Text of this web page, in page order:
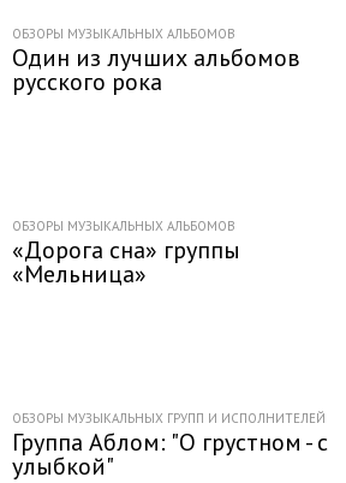
ОБЗОРЫ МУЗЫКАЛЬНЫХ АЛЬБОМОВ
Один из лучших альбомов
русского рока
ОБЗОРЫ МУЗЫКАЛЬНЫХ АЛЬБОМОВ
«Дорога сна» группы
«Мельница»
ОБЗОРЫ МУЗЫКАЛЬНЫХ ГРУПП И ИСПОЛНИТЕЛЕЙ
Группа Аблом: "О грустном - с
улыбкой"